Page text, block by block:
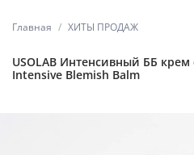
Главная ХИТЫ ПРОДАЖ
USOLAB Интенсивный ББ
Intensive Blemish Balm